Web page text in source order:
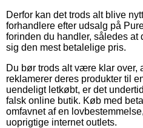
Derfor kan det trods alt blive
forhandlere efter udsalg på
forinden du handler, således at
sig den mest betalelige pris.
Du bør trods alt være klar over,
reklamerer deres produkter til
uendeligt letkøbt, er det
falsk online butik. Køb med
omfavnet af en
uoprigtige internet outlets.